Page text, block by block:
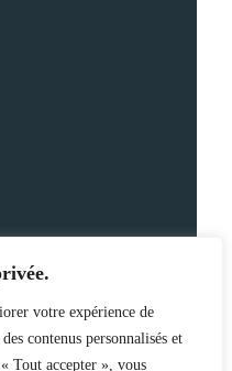
votre expérience de
contenus personnalisés et
Tout accepter », vous